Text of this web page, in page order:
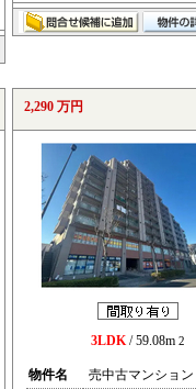
2,290 万円
3LDK/ 59.08m 2
物件名
売中古マンション